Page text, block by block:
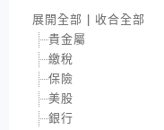
展開全部
收合全部
貴金屬
繳稅
保險
美股
銀行